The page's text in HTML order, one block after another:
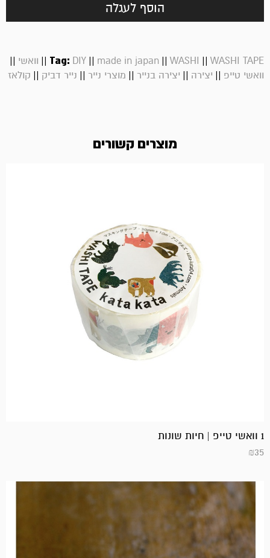
הוסף לעגלה
Tag: DIY || made in japan || WASHI || WASHI TAPE
|| וואשי ||
וואשי טייפ || יצירה || יצירה בנייר || מוצרי נייר || נייר דביק || קולאז
מוצרים קשורים
1 וואשי טייפ | חיות שונות
₪35